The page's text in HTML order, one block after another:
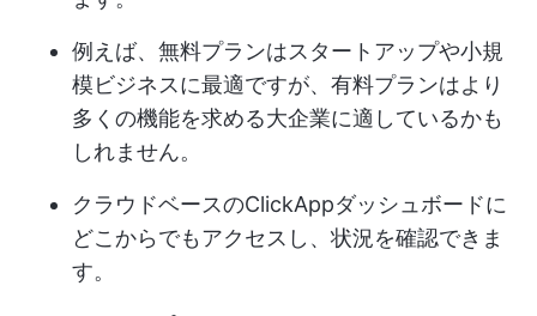
例えば、無料プランはスタートアップや小規
模ビジネスに最適ですが、有料プランはより
多くの機能を求める大企業に適しているかも
しれません。
クラウドベースのClickAppダッシュボードに
どこからでもアクセスし、状況を確認できま
す。